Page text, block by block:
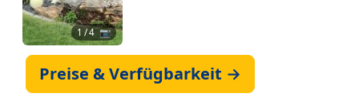
1 / 4 📷
Preise & Verfügbarkeit →